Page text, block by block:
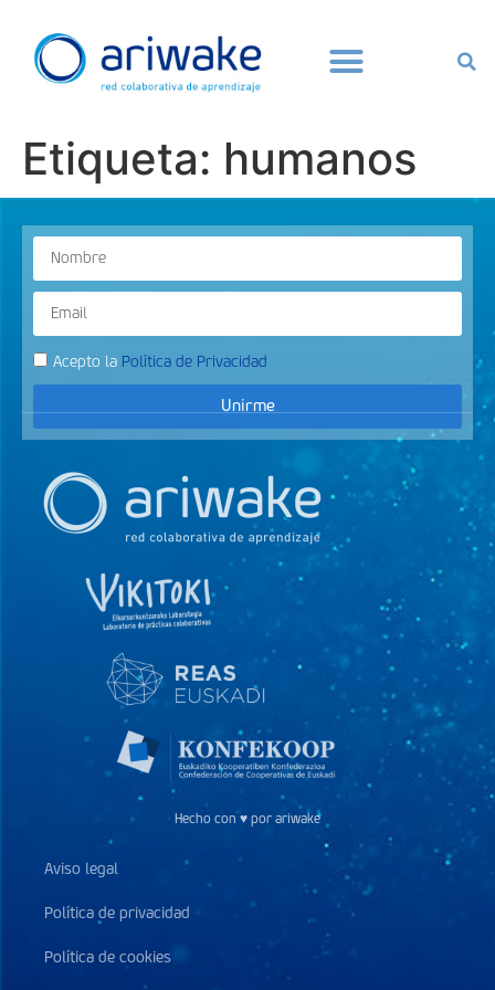
Etiqueta: humanos
Acepto la Política de Privacidad
Unirme
Hecho con ♥ por ariwake
Aviso legal
Política de privacidad
Política de cookies